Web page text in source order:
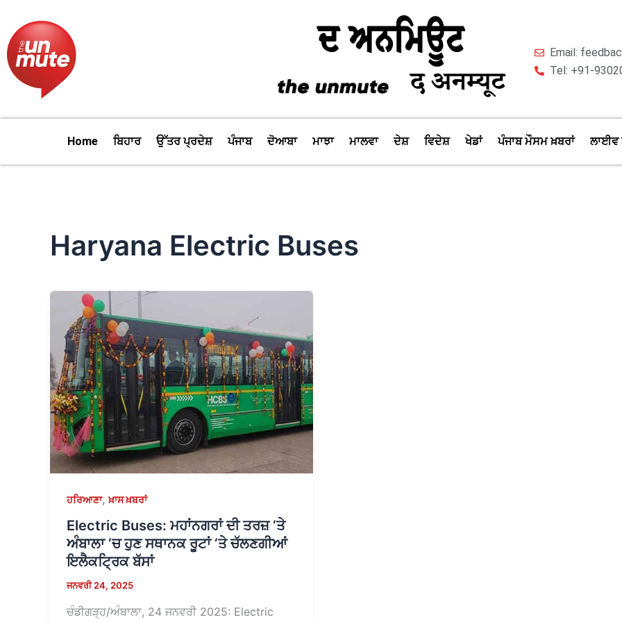
content
Email:
Tel: +91-
Home ਬਿਹਾਰ ਉੱਤਰ ਪ੍ਰਦੇਸ਼ ਪੰਜਾਬ ਦੋਆਬਾ ਮਾਝਾ ਮਾਲਵਾ ਦੇਸ਼ ਵਿਦੇਸ਼ ਖੇਡਾਂ ਪੰਜਾਬ ਮੌਸਮ ਖ਼ਬਰਾਂ ਲਾਈਵ
Haryana Electric Buses
ਹਰਿਆਣਾ,ਖ਼ਾਸ ਖ਼ਬਰਾਂ
Electric Buses: ਮਹਾਂਨਗਰਾਂ ਦੀ ਤਰਜ਼ ‘ਤੇ
ਅੰਬਾਲਾ ‘ਚ ਹੁਣ ਸਥਾਨਕ ਰੂਟਾਂ ‘ਤੇ ਚੱਲਣਗੀਆਂ
ਇਲੈਕਟ੍ਰਿਕ ਬੱਸਾਂ
ਜਨਵਰੀ 24, 2025
ਚੰਡੀਗੜ੍ਹ/ਅੰਬਾਲਾ, 24 ਜਨਵਰੀ 2025: Electric